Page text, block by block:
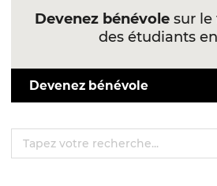
Devenez bénévolesur le
des étudiants
Devenez bénévole